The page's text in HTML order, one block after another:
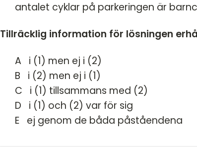
antalet cyklar på parkeringen är
Tillräcklig information för lösningen
A i (1) men ej i (2)
B i (2) men ej i (1)
C i (1) tillsammans med (2)
D i (1) och (2) var för sig
E ej genom de båda påståendena